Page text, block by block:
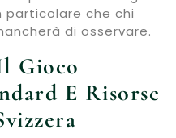
particolare che chi
di osservare.
Gioco
E Risorse